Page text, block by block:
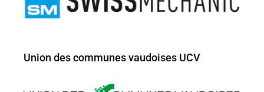
Union des communes vaudoises UCV